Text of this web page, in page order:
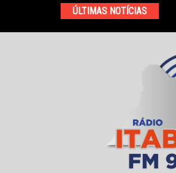
o
ÚLTIMAS NOTÍCIAS